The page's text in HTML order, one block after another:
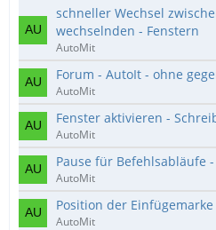
schneller Wechsel
wechselnden - Fenstern
AutoMit
Forum - AutoIt - ohne
AutoMit
Fenster aktivieren -
AutoMit
Pause für Befehlsabläufe
AutoMit
Position der Einfügemarke
AutoMit